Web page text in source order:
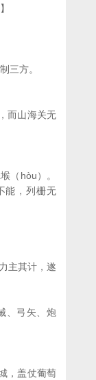
三方。
而山海关无
（hòu）。
能，列栅无
主其计，遂
、弓矢、炮
，盖仗葡萄